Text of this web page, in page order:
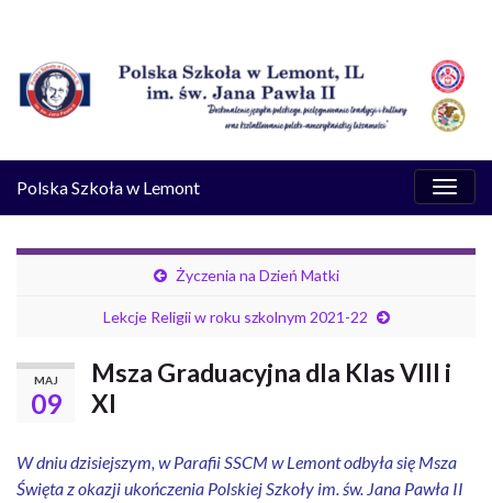
Polska Szkoła w Lemont
Życzenia na Dzień Matki
Lekcje Religii w roku szkolnym 2021-22
MAJ
09
Msza Graduacyjna dla Klas VIII i
XI
W dniu dzisiejszym, w Parafii SSCM w Lemont odbyła się Msza
Święta z okazji ukończenia Polskiej Szkoły im. św. Jana Pawła II